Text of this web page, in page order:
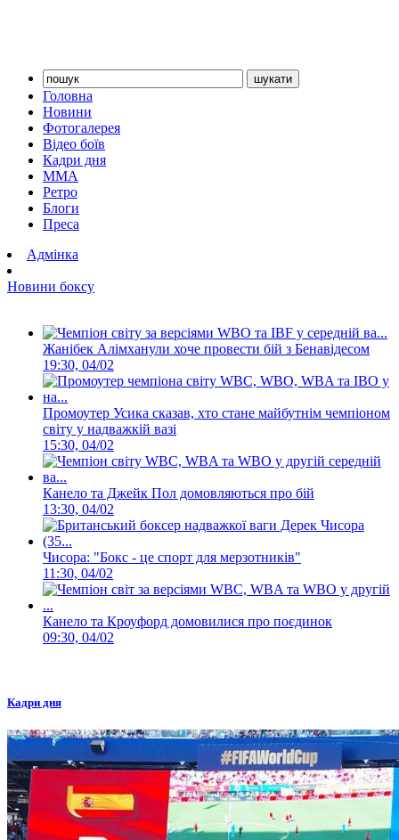
Головна
Новини
Фотогалерея
Відео боїв
Кадри дня
ММА
Ретро
Блоги
Преса
Адмінка
Новини боксу
Жанібек Алімханули хоче провести бій з Бенавідесом
19:30, 04/02
Промоутер Усика сказав, хто стане майбутнім чемпіоном
світу у надважкій вазі
15:30, 04/02
Канело та Джейк Пол домовляються про бій
13:30, 04/02
Чисора: "Бокс - це спорт для мерзотників"
11:30, 04/02
Канело та Кроуфорд домовилися про поєдинок
09:30, 04/02
Кадри дня